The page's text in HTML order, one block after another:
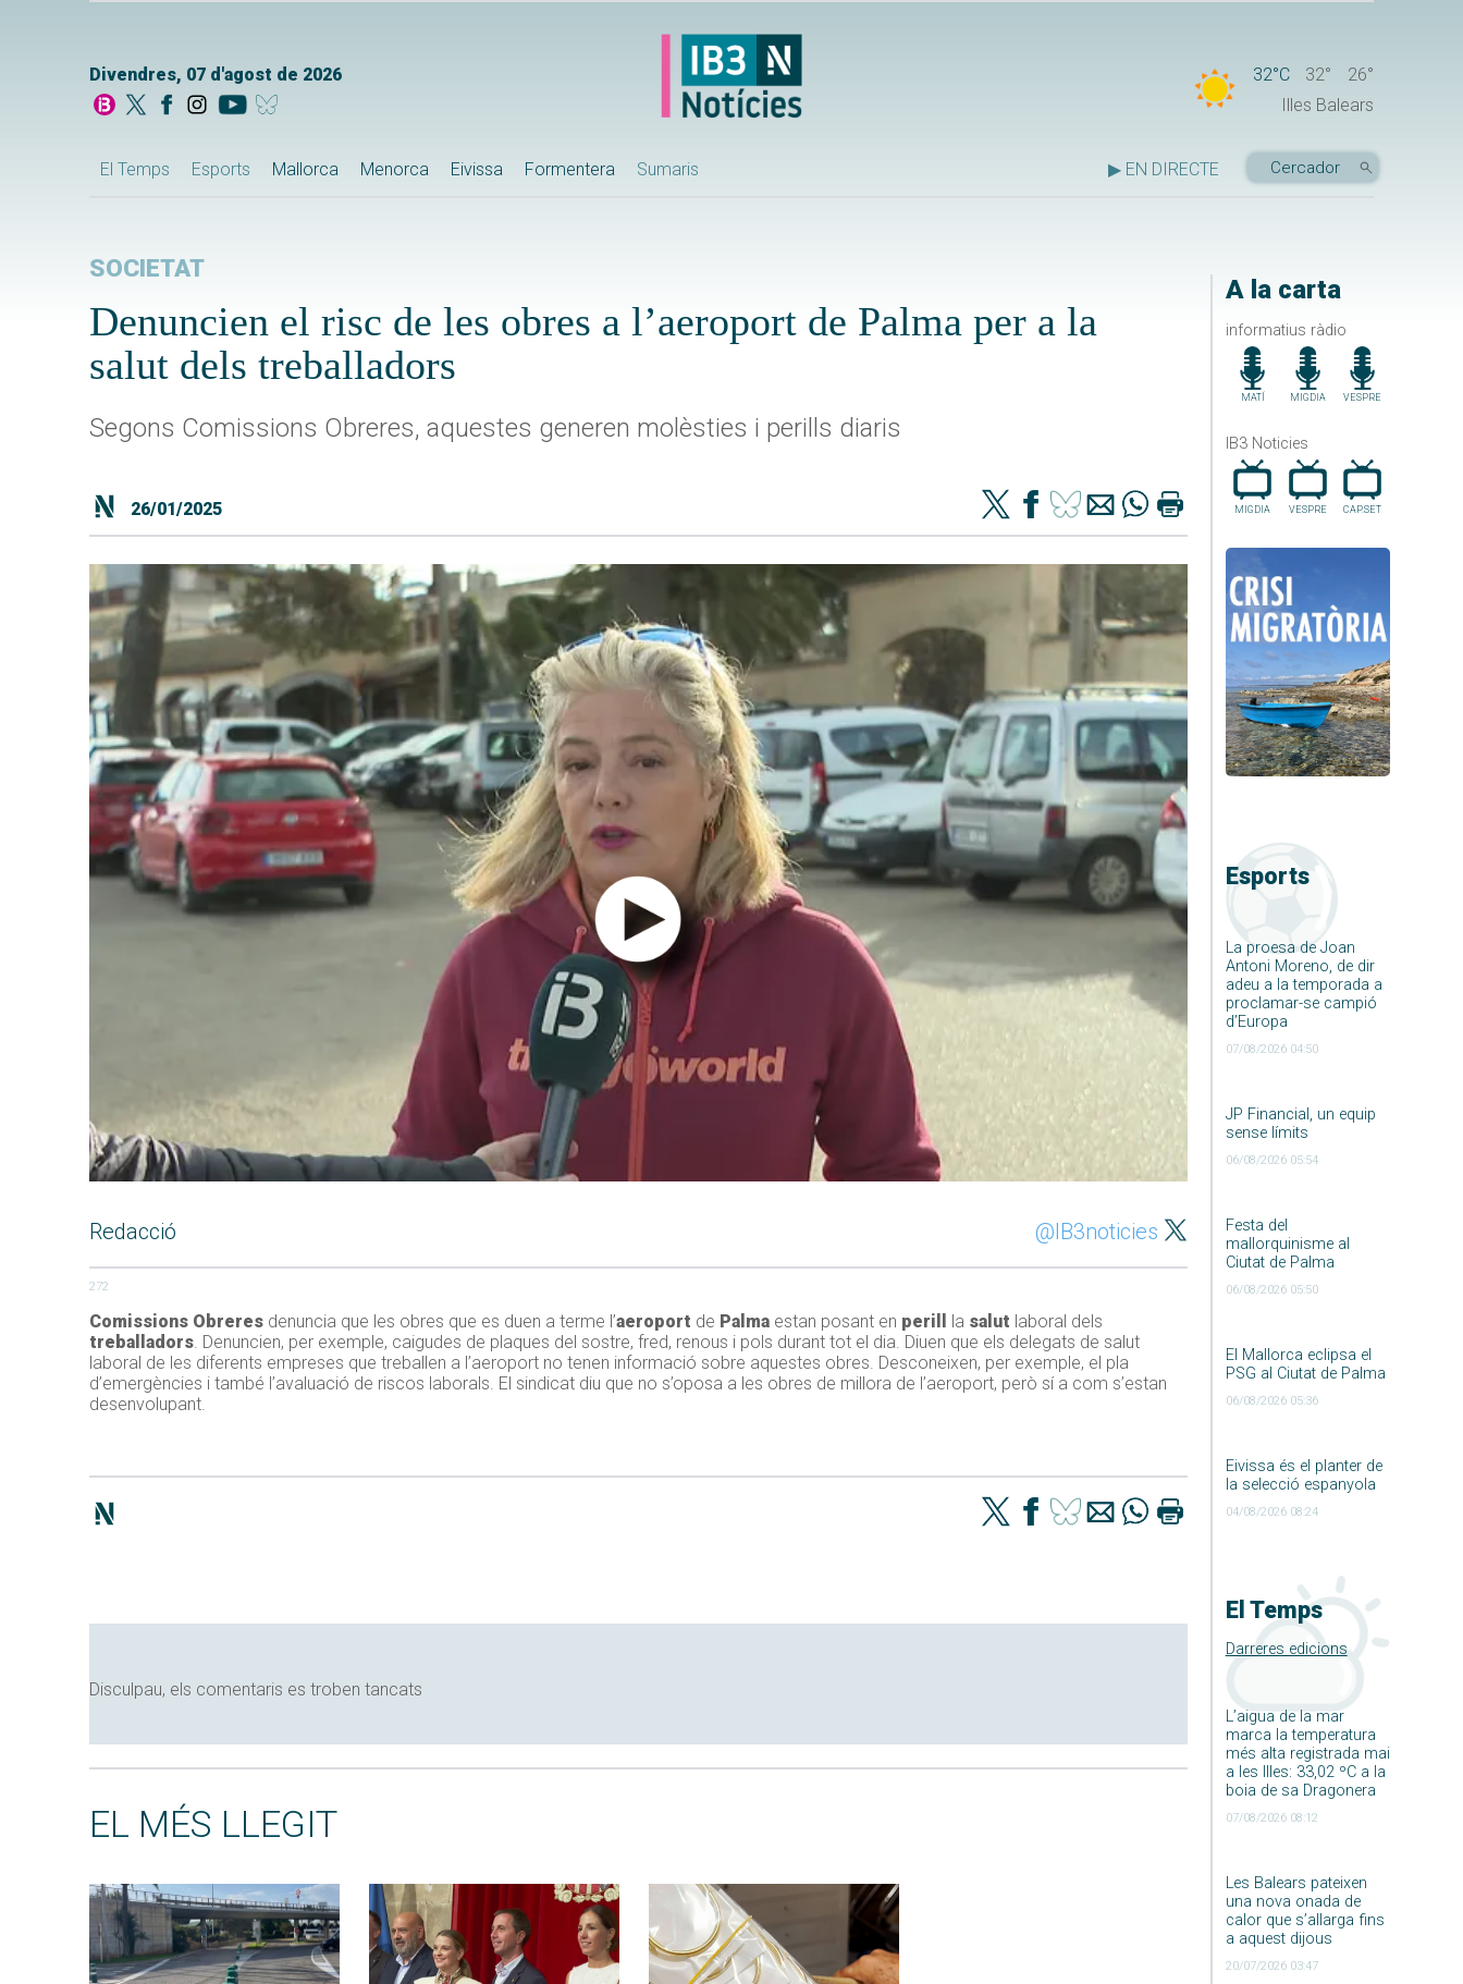
Divendres, 07 d'agost de 2026 32°C 32°
26°
Illes Balears
El Temps Esports Mallorca Menorca Eivissa Formentera Sumaris ▶ EN DIRECTE
A la carta
informatius ràdio
MATÍ MIGDIA VESPRE
IB3 Noticies
MIGDIA VESPRE CAP.SET
Esports
La proesa de Joan
Antoni Moreno, de dir
adeu a la temporada a
proclamar-se campió
d’Europa
07/08/2026 04:50
JP Financial, un equip
sense límits
06/08/2026 05:54
Festa del
mallorquinisme al
Ciutat de Palma
06/08/2026 05:50
El Mallorca eclipsa el
PSG al Ciutat de Palma
06/08/2026 05:36
Eivissa és el planter de
la selecció espanyola
04/08/2026 08:24
El Temps
Darreres edicions
L’aigua de la mar
marca la temperatura
més alta registrada mai
a les Illes: 33,02 ºC a la
boia de sa Dragonera
07/08/2026 08:12
Les Balears pateixen
una nova onada de
calor que s’allarga fins
a aquest dijous
20/07/2026 03:47
SOCIETAT
Denuncien el risc de les obres a l’aeroport de Palma per a la
salut dels treballadors
Segons Comissions Obreres, aquestes generen molèsties i perills diaris
26/01/2025
Redacció @IB3noticies
272
Comissions Obreres denuncia que les obres que es duen a terme l’aeroport de Palma estan posant en perill la salut laboral dels
treballadors. Denuncien, per exemple, caigudes de plaques del sostre, fred, renous i pols durant tot el dia. Diuen que els delegats de salut
laboral de les diferents empreses que treballen a l’aeroport no tenen informació sobre aquestes obres. Desconeixen, per exemple, el pla
d’emergències i també l’avaluació de riscos laborals. El sindicat diu que no s’oposa a les obres de millora de l’aeroport, però sí a com s’estan
desenvolupant.
Disculpau, els comentaris es troben tancats
EL MÉS LLEGIT